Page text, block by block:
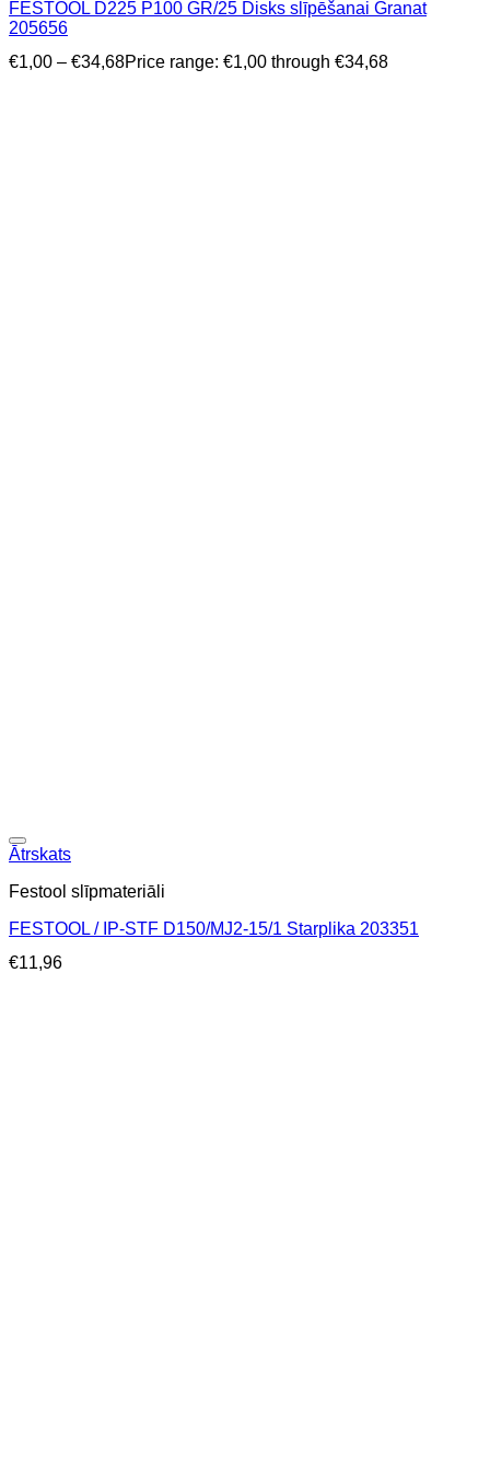
FESTOOL D225 P100 GR/25 Disks slīpēšanai Granat
205656
€1,00 – €34,68Price range: €1,00 through €34,68
Ātrskats
Festool slīpmateriāli
FESTOOL / IP-STF D150/MJ2-15/1 Starplika 203351
€11,96